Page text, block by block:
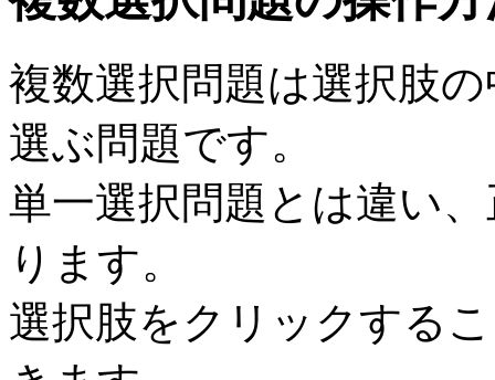
複数選択問題は選択肢
選ぶ問題です。
単一選択問題とは違い
ります。
選択肢をクリックする